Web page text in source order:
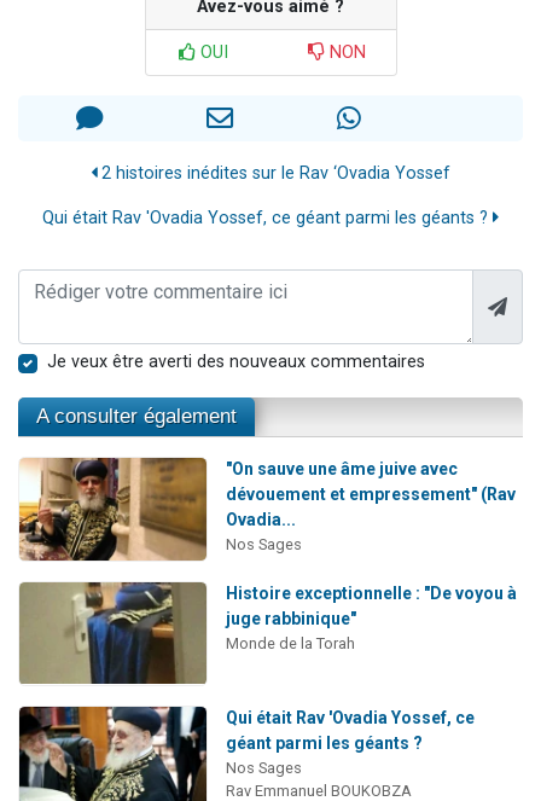
Avez-vous aimé ?
OUI NON
2 histoires inédites sur le Rav ‘Ovadia Yossef
Qui était Rav 'Ovadia Yossef, ce géant parmi les géants ?
Je veux être averti des nouveaux commentaires
A consulter également
"On sauve une âme juive avec
dévouement et empressement" (Rav
Ovadia...
Nos Sages
Histoire exceptionnelle : "De voyou à
juge rabbinique"
Monde de la Torah
Qui était Rav 'Ovadia Yossef, ce
géant parmi les géants ?
Nos Sages
Rav Emmanuel BOUKOBZA